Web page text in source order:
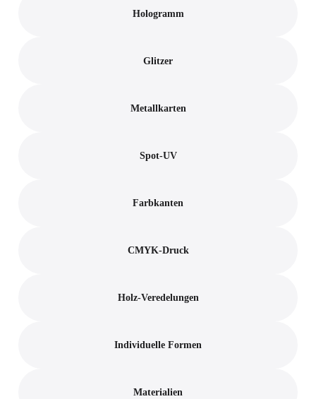
Hologramm
Glitzer
Metallkarten
Spot-UV
Farbkanten
CMYK-Druck
Holz-Veredelungen
Individuelle Formen
Materialien